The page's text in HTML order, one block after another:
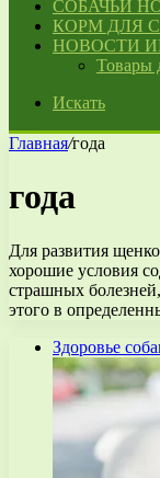
СОБАЧЬИ
КОРМ ДЛЯ
НОВОСТИ
Товары
Искать
Главная/года
года
Для развития
хорошие условия
страшных
этого в
Здоровье